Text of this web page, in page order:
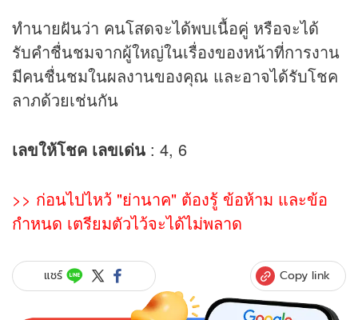
ทำนายฝันว่า คนโสดจะได้พบเนื้อคู่ หรือจะได้
รับคำชื่นชมจากผู้ใหญ่ในเรื่องของหน้าที่การงาน
มีคนชื่นชมในผลงานของคุณ และอาจได้รับโชค
ลาภด้วยเช่นกัน
เลขให้โชค เลขเด่น : 4, 6
>> ก่อนไปไหว้ "ย่านาค" ต้องรู้ ข้อห้าม และข้อ
กำหนด เตรียมตัวไว้จะได้ไม่พลาด
แชร์ Copy link